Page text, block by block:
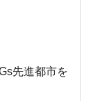
先進都市を